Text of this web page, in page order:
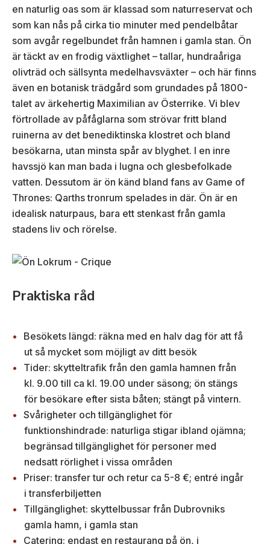
en naturlig oas som är klassad som naturreservat och
som kan nås på cirka tio minuter med pendelbåtar
som avgår regelbundet från hamnen i gamla stan. Ön
är täckt av en frodig växtlighet – tallar, hundraåriga
olivträd och sällsynta medelhavsväxter – och här finns
även en botanisk trädgård som grundades på 1800-
talet av ärkehertig Maximilian av Österrike. Vi blev
förtrollade av påfåglarna som strövar fritt bland
ruinerna av det benediktinska klostret och bland
besökarna, utan minsta spår av blyghet. I en inre
havssjö kan man bada i lugna och glesbefolkade
vatten. Dessutom är ön känd bland fans av Game of
Thrones: Qarths tronrum spelades in där. Ön är en
idealisk naturpaus, bara ett stenkast från gamla
stadens liv och rörelse.
Praktiska råd
Besökets längd: räkna med en halv dag för att få
ut så mycket som möjligt av ditt besök
Tider: skytteltrafik från den gamla hamnen från
kl. 9.00 till ca kl. 19.00 under säsong; ön stängs
för besökare efter sista båten; stängt på vintern.
Svårigheter och tillgänglighet för
funktionshindrade: naturliga stigar ibland ojämna;
begränsad tillgänglighet för personer med
nedsatt rörlighet i vissa områden
Priser: transfer tur och retur ca 5-8 €; entré ingår
i transferbiljetten
Tillgänglighet: skyttelbussar från Dubrovniks
gamla hamn, i gamla stan
Catering: endast en restaurang på ön, i